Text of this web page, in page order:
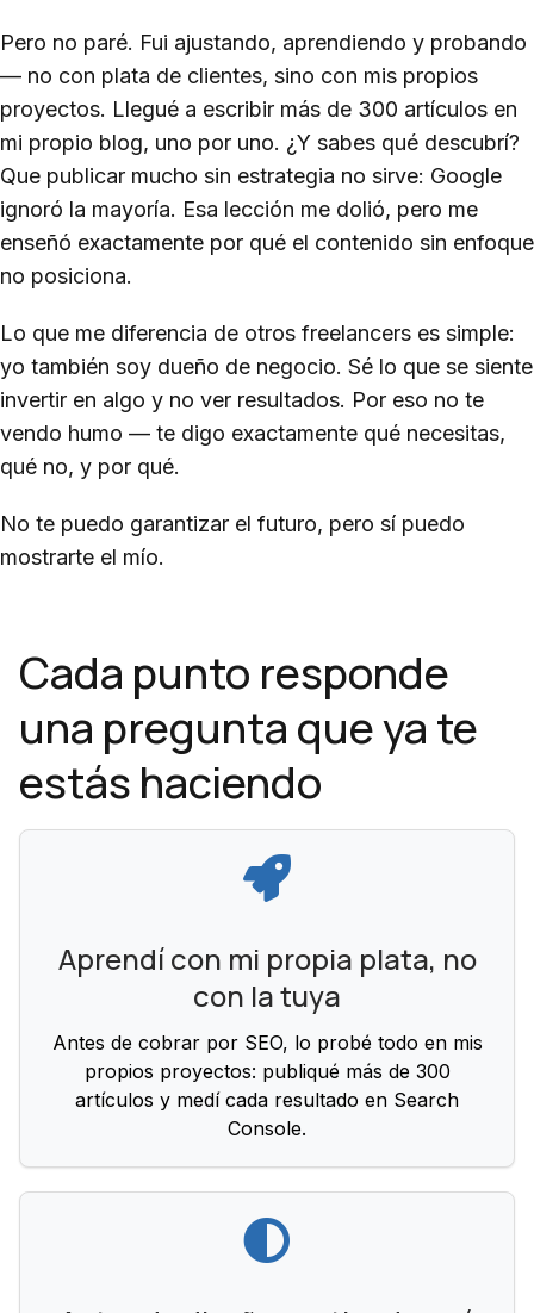
Pero no paré. Fui ajustando, aprendiendo y probando
— no con plata de clientes, sino con mis propios
proyectos. Llegué a escribir más de 300 artículos en
mi propio blog, uno por uno. ¿Y sabes qué descubrí?
Que publicar mucho sin estrategia no sirve: Google
ignoró la mayoría. Esa lección me dolió, pero me
enseñó exactamente por qué el contenido sin enfoque
no posiciona.
Lo que me diferencia de otros freelancers es simple:
yo también soy dueño de negocio. Sé lo que se siente
invertir en algo y no ver resultados. Por eso no te
vendo humo — te digo exactamente qué necesitas,
qué no, y por qué.
No te puedo garantizar el futuro, pero sí puedo
mostrarte el mío.
Cada punto responde
una pregunta que ya te
estás haciendo
Aprendí con mi propia plata, no
con la tuya
Antes de cobrar por SEO, lo probé todo en mis
propios proyectos: publiqué más de 300
artículos y medí cada resultado en Search
Console.